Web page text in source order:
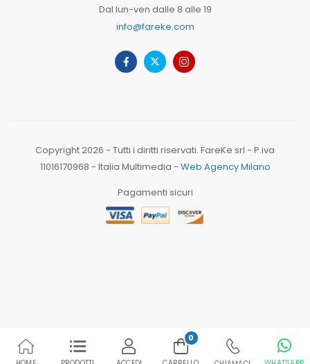
Dal lun-ven dalle 8 alle 19
info@fareke.com
Copyright 2026 - Tutti i diritti riservati. FareKe srl - P.iva
11016170968 - Italia Multimedia - Web Agency Milano
Pagamenti sicuri
0